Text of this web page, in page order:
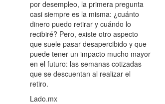
por desempleo, la primera pregunta
casi siempre es la misma: ¿cuánto
dinero puedo retirar y cuándo lo
recibiré? Pero, existe otro aspecto
que suele pasar desapercibido y que
puede tener un impacto mucho mayor
en el futuro: las semanas cotizadas
que se descuentan al realizar el
retiro.
Lado.mx